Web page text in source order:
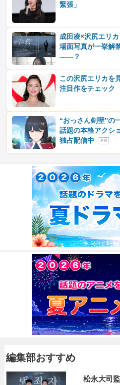
緊張」
成田凌×沢尻エリ
場面写真が一挙解
――？
この沢尻エリカを
注目作をチェック
“おっさん剣聖”
話題の本格アクシ
独占配信中
P R
編集部おすすめ
松永大司